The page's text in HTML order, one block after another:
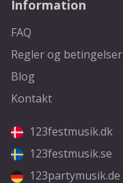
Information
FAQ
Regler og betingelser
Blog
Kontakt
123festmusik.dk
123festmusik.se
123partymusik.de